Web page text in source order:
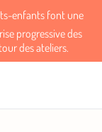
progressive des
des ateliers.